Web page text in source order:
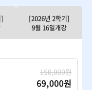
]
[2026년 2학기]
9월 16일개강
150,000원
69,000원